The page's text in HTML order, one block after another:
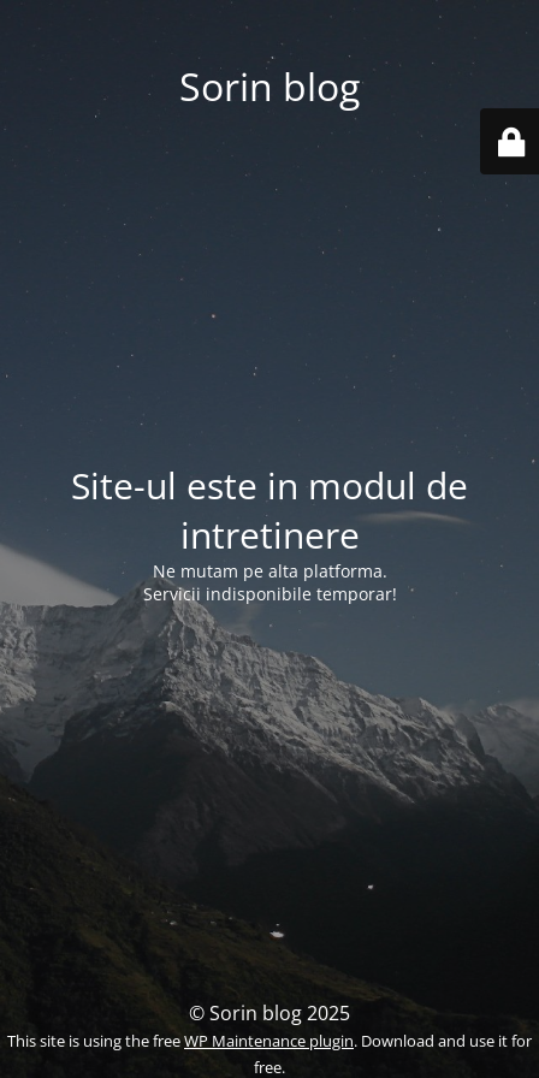
Sorin blog
Site-ul este in modul de
intretinere
Ne mutam pe alta platforma.
Servicii indisponibile temporar!
© Sorin blog 2025
This site is using the freeWP Maintenance plugin. Download and use it for
free.